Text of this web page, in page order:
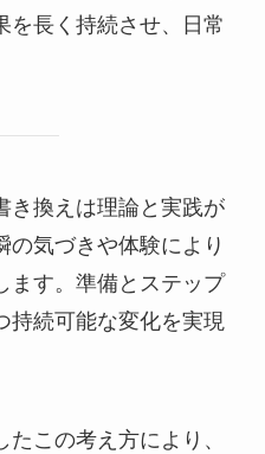
を長く持続させ、日常
き換えは理論と実践が
の気づきや体験により
ます。準備とステップ
持続可能な変化を実現
この考え方により、